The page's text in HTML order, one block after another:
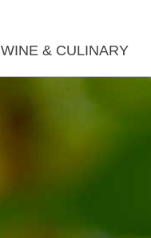
WINE & CULINARY